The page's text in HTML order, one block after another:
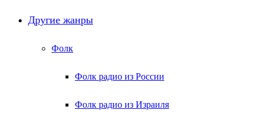
Другие жанры
Фолк
Фолк радио из России
Фолк радио из Израиля